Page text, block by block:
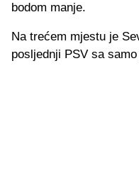
bodom manje.
Na trećem mjestu je
posljednji PSV sa